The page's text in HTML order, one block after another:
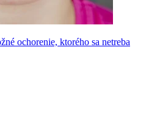
ochorenie, ktorého sa netreba